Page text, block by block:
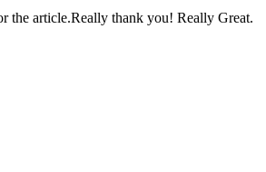
the article.Really thank you! Really Great.